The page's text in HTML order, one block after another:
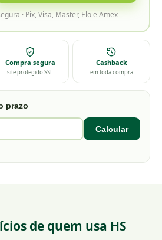
· Pix, Visa, Master, Elo e Amex
Compra segura
site protegido SSL
Cashback
em toda compra
prazo
Calcular
de quem usa HS